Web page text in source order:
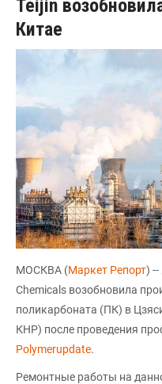
Teijin
Китае
МОСКВА (Маркет Репорт)
Chemicals возобновила
поликарбоната (ПК) в
КНР) после проведения
Polymerupdate.
Ремонтные работы на